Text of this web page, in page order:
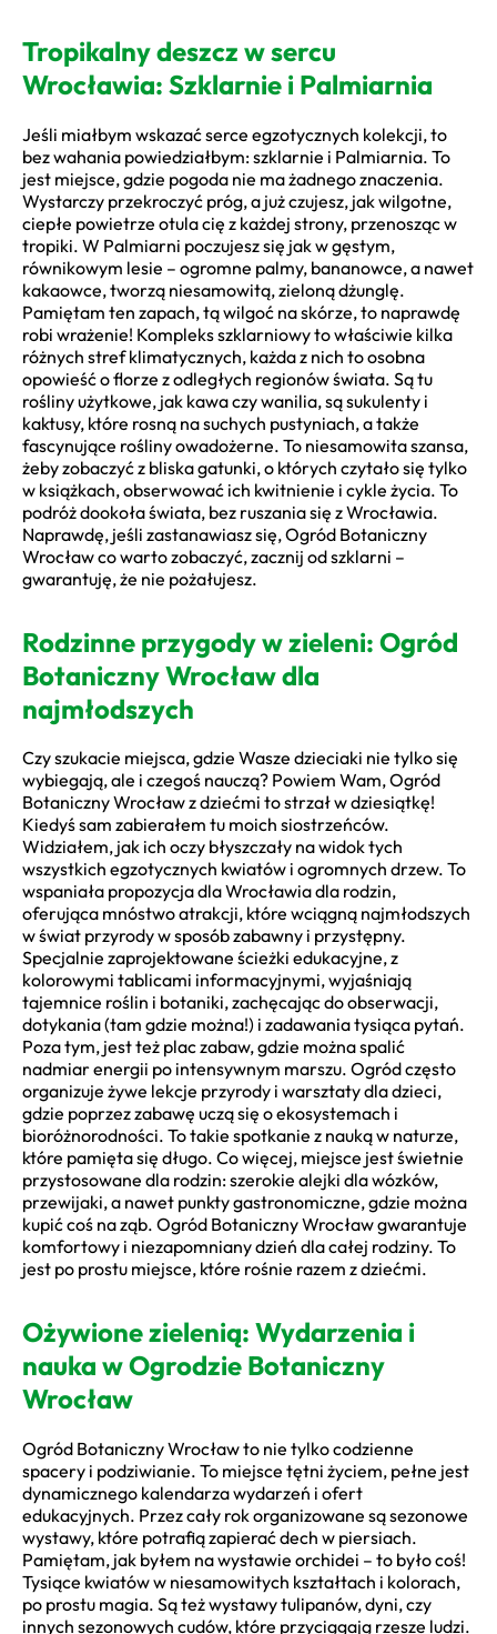
Tropikalny deszcz w sercu
Wrocławia: Szklarnie i Palmiarnia
Jeśli miałbym wskazać serce egzotycznych kolekcji, to
bez wahania powiedziałbym: szklarnie i Palmiarnia. To
jest miejsce, gdzie pogoda nie ma żadnego znaczenia.
Wystarczy przekroczyć próg, a już czujesz, jak wilgotne,
ciepłe powietrze otula cię z każdej strony, przenosząc w
tropiki. W Palmiarni poczujesz się jak w gęstym,
równikowym lesie – ogromne palmy, bananowce, a nawet
kakaowce, tworzą niesamowitą, zieloną dżunglę.
Pamiętam ten zapach, tą wilgoć na skórze, to naprawdę
robi wrażenie! Kompleks szklarniowy to właściwie kilka
różnych stref klimatycznych, każda z nich to osobna
opowieść o florze z odległych regionów świata. Są tu
rośliny użytkowe, jak kawa czy wanilia, są sukulenty i
kaktusy, które rosną na suchych pustyniach, a także
fascynujące rośliny owadożerne. To niesamowita szansa,
żeby zobaczyć z bliska gatunki, o których czytało się tylko
w książkach, obserwować ich kwitnienie i cykle życia. To
podróż dookoła świata, bez ruszania się z Wrocławia.
Naprawdę, jeśli zastanawiasz się, Ogród Botaniczny
Wrocław co warto zobaczyć, zacznij od szklarni –
gwarantuję, że nie pożałujesz.
Rodzinne przygody w zieleni: Ogród
Botaniczny Wrocław dla
najmłodszych
Czy szukacie miejsca, gdzie Wasze dzieciaki nie tylko się
wybiegają, ale i czegoś nauczą? Powiem Wam, Ogród
Botaniczny Wrocław z dziećmi to strzał w dziesiątkę!
Kiedyś sam zabierałem tu moich siostrzeńców.
Widziałem, jak ich oczy błyszczały na widok tych
wszystkich egzotycznych kwiatów i ogromnych drzew. To
wspaniała propozycja dla Wrocławia dla rodzin,
oferująca mnóstwo atrakcji, które wciągną najmłodszych
w świat przyrody w sposób zabawny i przystępny.
Specjalnie zaprojektowane ścieżki edukacyjne, z
kolorowymi tablicami informacyjnymi, wyjaśniają
tajemnice roślin i botaniki, zachęcając do obserwacji,
dotykania (tam gdzie można!) i zadawania tysiąca pytań.
Poza tym, jest też plac zabaw, gdzie można spalić
nadmiar energii po intensywnym marszu. Ogród często
organizuje żywe lekcje przyrody i warsztaty dla dzieci,
gdzie poprzez zabawę uczą się o ekosystemach i
bioróżnorodności. To takie spotkanie z nauką w naturze,
które pamięta się długo. Co więcej, miejsce jest świetnie
przystosowane dla rodzin: szerokie alejki dla wózków,
przewijaki, a nawet punkty gastronomiczne, gdzie można
kupić coś na ząb. Ogród Botaniczny Wrocław gwarantuje
komfortowy i niezapomniany dzień dla całej rodziny. To
jest po prostu miejsce, które rośnie razem z dziećmi.
Ożywione zielenią: Wydarzenia i
nauka w Ogrodzie Botaniczny
Wrocław
Ogród Botaniczny Wrocław to nie tylko codzienne
spacery i podziwianie. To miejsce tętni życiem, pełne jest
dynamicznego kalendarza wydarzeń i ofert
edukacyjnych. Przez cały rok organizowane są sezonowe
wystawy, które potrafią zapierać dech w piersiach.
Pamiętam, jak byłem na wystawie orchidei – to było coś!
Tysiące kwiatów w niesamowitych kształtach i kolorach,
po prostu magia. Są też wystawy tulipanów, dyni, czy
innych sezonowych cudów, które przyciągają rzesze ludzi.